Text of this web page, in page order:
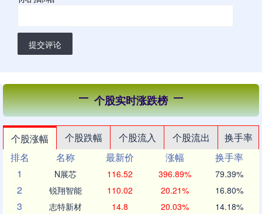
提交评论
个股实时涨跌榜
个股涨幅 个股跌幅 个股流入 个股流出
换手率
排名
名称 最新价 涨幅
换手率
1
N展芯 116.52 396.89% 79.39%
2 锐翔智能 110.02 20.21% 16.80%
3 志特新材 14.8 20.03% 14.18%